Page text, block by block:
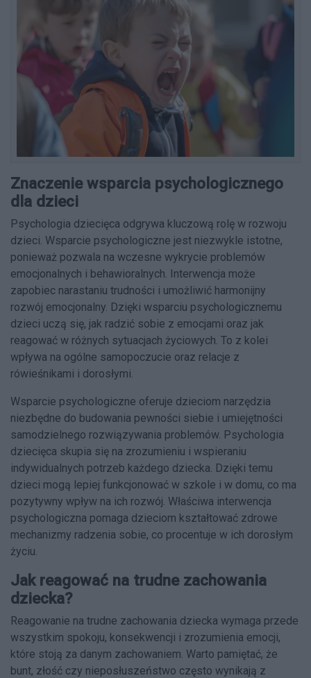
Znaczenie wsparcia psychologicznego
dla dzieci
Psychologia dziecięca odgrywa kluczową rolę w rozwoju
dzieci. Wsparcie psychologiczne jest niezwykle istotne,
ponieważ pozwala na wczesne wykrycie problemów
emocjonalnych i behawioralnych. Interwencja może
zapobiec narastaniu trudności i umożliwić harmonijny
rozwój emocjonalny. Dzięki wsparciu psychologicznemu
dzieci uczą się, jak radzić sobie z emocjami oraz jak
reagować w różnych sytuacjach życiowych. To z kolei
wpływa na ogólne samopoczucie oraz relacje z
rówieśnikami i dorosłymi.
Wsparcie psychologiczne oferuje dzieciom narzędzia
niezbędne do budowania pewności siebie i umiejętności
samodzielnego rozwiązywania problemów. Psychologia
dziecięca skupia się na zrozumieniu i wspieraniu
indywidualnych potrzeb każdego dziecka. Dzięki temu
dzieci mogą lepiej funkcjonować w szkole i w domu, co ma
pozytywny wpływ na ich rozwój. Właściwa interwencja
psychologiczna pomaga dzieciom kształtować zdrowe
mechanizmy radzenia sobie, co procentuje w ich dorosłym
życiu.
Jak reagować na trudne zachowania
dziecka?
Reagowanie na trudne zachowania dziecka wymaga przede
wszystkim spokoju, konsekwencji i zrozumienia emocji,
które stoją za danym zachowaniem. Warto pamiętać, że
bunt, złość czy nieposłuszeństwo często wynikają z